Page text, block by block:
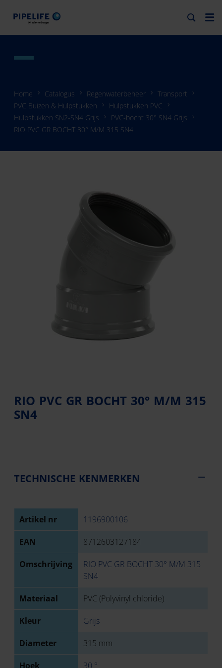
Home Catalogus Regenwaterbeheer
Transport
PVC Buizen & Hulpstukken
Hulpstukken PVC
Hulpstukken SN2-SN4 Grijs
PVC-bocht 30° SN4 Grijs
RIO PVC GR BOCHT 30° M/M 315 SN4
RIO PVC GR BOCHT 30° M/M 315
SN4
TECHNISCHE KENMERKEN
Artikel nr 1196900106
EAN 8712603127184
Omschrijving
RIO PVC GR BOCHT 30° M/M 315
SN4
Materiaal PVC (Polyvinyl chloride)
Kleur Grijs
Diameter 315 mm
Hoek 30 °